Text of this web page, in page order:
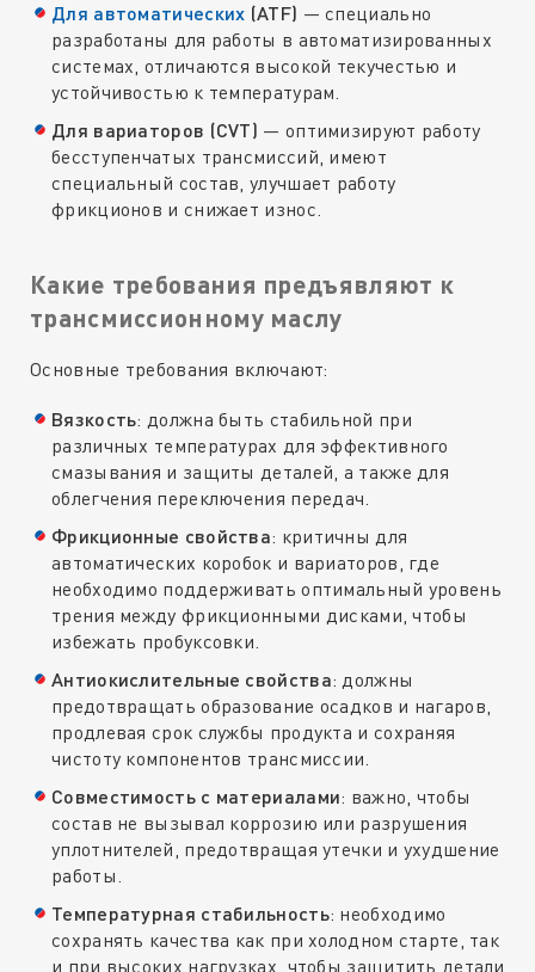
Для автоматических (ATF) — специально
разработаны для работы в автоматизированных
системах, отличаются высокой текучестью и
устойчивостью к температурам.
Для вариаторов (CVT) — оптимизируют работу
бесступенчатых трансмиссий, имеют
специальный состав, улучшает работу
фрикционов и снижает износ.
Какие требования предъявляют к
трансмиссионному маслу
Основные требования включают:
Вязкость: должна быть стабильной при
различных температурах для эффективного
смазывания и защиты деталей, а также для
облегчения переключения передач.
Фрикционные свойства: критичны для
автоматических коробок и вариаторов, где
необходимо поддерживать оптимальный уровень
трения между фрикционными дисками, чтобы
избежать пробуксовки.
Антиокислительные свойства: должны
предотвращать образование осадков и нагаров,
продлевая срок службы продукта и сохраняя
чистоту компонентов трансмиссии.
Совместимость с материалами: важно, чтобы
состав не вызывал коррозию или разрушения
уплотнителей, предотвращая утечки и ухудшение
работы.
Температурная стабильность: необходимо
сохранять качества как при холодном старте, так
и при высоких нагрузках, чтобы защитить детали